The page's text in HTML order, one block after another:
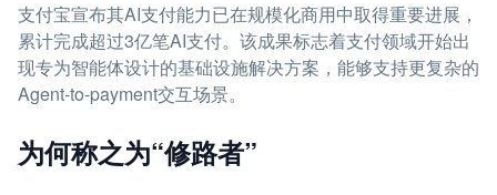
支付宝宣布其AI支付能力已在规模化商用中取得重要进展，
累计完成超过3亿笔AI支付。该成果标志着支付领域开始出
现专为智能体设计的基础设施解决方案，能够支持更复杂的
Agent-to-payment交互场景。
为何称之为“修路者”